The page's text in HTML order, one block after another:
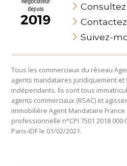
Suivez-
Tous les commerciaux du réseau
agents mandataires juridiquement
indépendants. Ils sont tous
agents commerciaux (RSAC) et
immobilière Agent Mandataire France
professionnelle n°CPI 7501 2018 000
Paris-IDF le 01/02/2021.